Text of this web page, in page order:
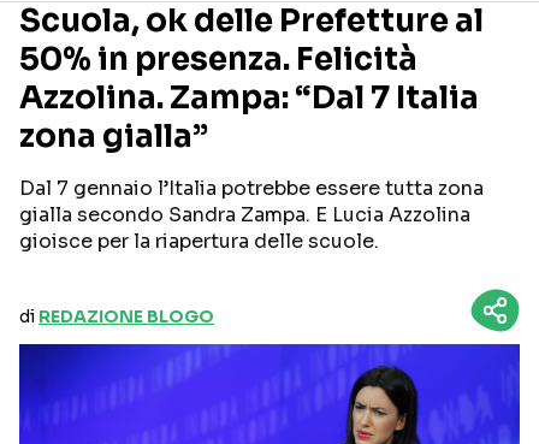
Seguici sui social
Scuola, ok delle Prefetture al
50% in presenza. Felicità
Azzolina. Zampa: “Dal 7 Italia
zona gialla”
Dal 7 gennaio l’Italia potrebbe essere tutta zona
gialla secondo Sandra Zampa. E Lucia Azzolina
gioisce per la riapertura delle scuole.
di REDAZIONE BLOGO